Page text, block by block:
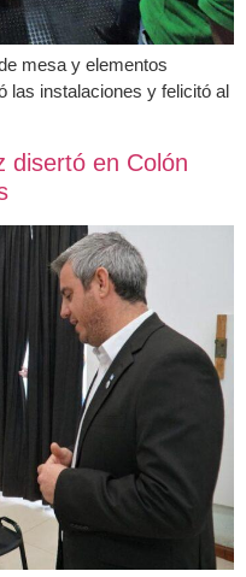
mesa y elementos
las instalaciones y felicitó al
disertó en Colón